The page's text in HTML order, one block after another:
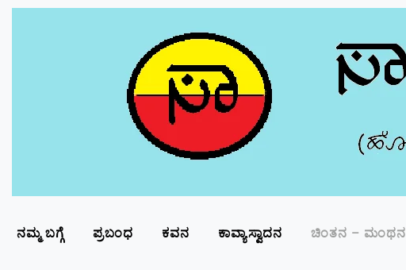
ನಮ್ಮ ಬಗ್ಗೆ ಪ್ರಬಂಧ ಕವನ ಕಾವ್ಯಾಸ್ವಾದನ ಚಿಂತನ – ಮಂಥನ